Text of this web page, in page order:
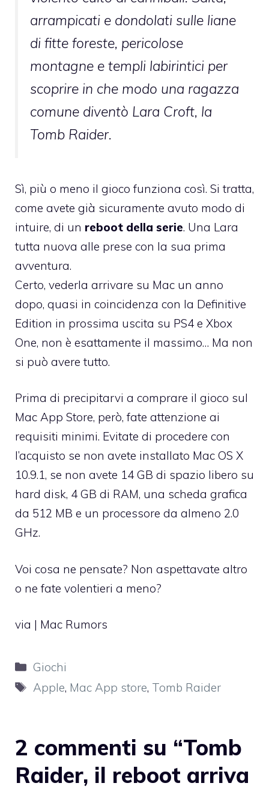
arrampicati e dondolati sulle liane
di fitte foreste, pericolose
montagne e templi labirintici per
scoprire in che modo una ragazza
comune diventò Lara Croft, la
Tomb Raider.
Sì, più o meno il gioco funziona così. Si tratta,
come avete già sicuramente avuto modo di
intuire, di un reboot della serie. Una Lara
tutta nuova alle prese con la sua prima
avventura.
Certo, vederla arrivare su Mac un anno
dopo, quasi in coincidenza con la Definitive
Edition in prossima uscita su PS4 e Xbox
One, non è esattamente il massimo… Ma non
si può avere tutto.
Prima di precipitarvi a comprare il gioco sul
Mac App Store, però, fate attenzione ai
requisiti minimi. Evitate di procedere con
l’acquisto se non avete installato Mac OS X
10.9.1, se non avete 14 GB di spazio libero su
hard disk, 4 GB di RAM, una scheda grafica
da 512 MB e un processore da almeno 2.0
GHz.
Voi cosa ne pensate? Non aspettavate altro
o ne fate volentieri a meno?
via | Mac Rumors
Categorie
Giochi
Tag
Apple, Mac App store, Tomb Raider
2 commenti su “Tomb
Raider, il reboot arriva